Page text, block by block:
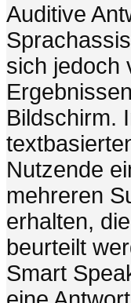
Auditive
sich jedoch
Bildschirm.
Nutzende
mehreren
erhalten,
beurteilt
Smart